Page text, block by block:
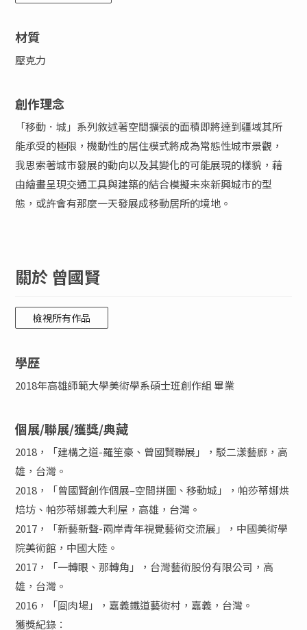
材質
壓克力
創作理念
「移動．城」系列敘述著空間擴張的面積即將達到疆域其所
能承受的極限，機動性的居住模式將成為常態性城市景觀，
我思索著城市發展的動向以及其變化的可能展現的樣貌，藉
由繪畫呈現交通工具與建築的結合模擬未來新興城市的型
態，或許會有那麼一天發展成移動居所的境地。
關於 曾國賢
檢視所有作品
學歷
2018年高雄師範大學美術學系碩士班創作組 畢業
個展/聯展/獲獎/典藏
2018，「建構之道-羅笙豪、曾國賢聯展」，駁二漾藝廊，高
雄，台灣。
2018，「曾國賢創作個展–空間拼圖、移動城」，帕莎蒂娜烘
焙坊、帕莎蒂娜義大利屋，高雄，台灣。
2017，「新藝新聲-兩岸青年視覺藝術交流展」，中國美術學
院美術館，中國大陸。
2017，「一轉眼、那轉角」，台灣藝術股份有限公司，高
雄，台灣。
2016，「囼肉場」，嘉義鐵道藝術村，嘉義，台灣。
獲獎紀錄：